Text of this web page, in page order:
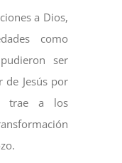
a Dios,
como
ser
de Jesús por
trae a los